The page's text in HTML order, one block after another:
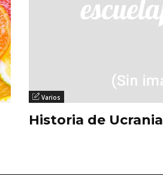
Varios
Historia de Ucrania